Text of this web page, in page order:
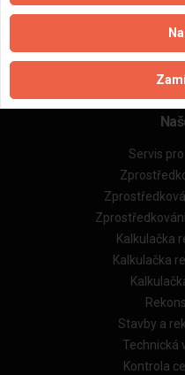
Obchodní
Obchodní
Naše
Servis
Kalkulačka
Kalkulačka
Stavby a
Technická
Kontrola